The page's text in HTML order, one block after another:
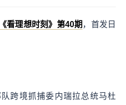
看理想时刻》第40期 ，首发日
跨境抓捕委内瑞拉总统马杜